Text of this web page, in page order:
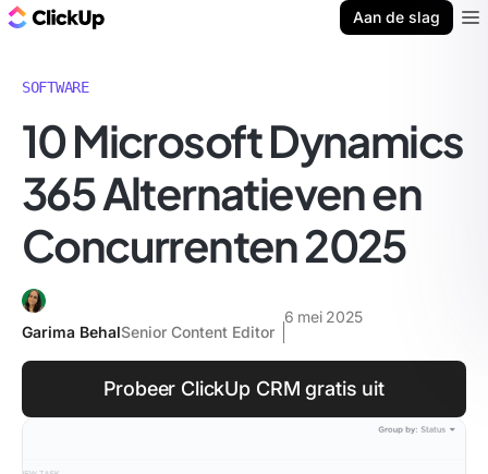
Aan de slag
SOFTWARE
10 Microsoft Dynamics
365 Alternatieven en
Concurrenten 2025
Garima BehalSenior Content Editor
6 mei 2025
Probeer ClickUp CRM gratis uit